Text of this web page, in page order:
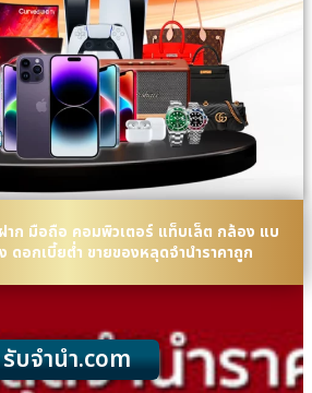
าก มือถือ คอมพิวเตอร์ แท็บเล็ต กล้อง แบ
ดอกเบี้ยต่ำ ขายของหลุดจำนำราคาถูก
รับจํานํา.com